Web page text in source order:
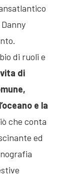
di ruoli e
di
e la
che conta
ed
Vivarelli
direttivi
Stonorov
Jorio Vivarelli